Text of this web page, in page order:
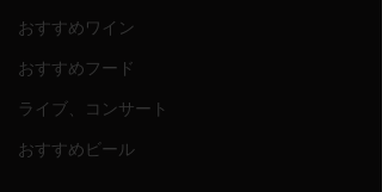
おすすめワイン
おすすめフード
ライブ、コンサート
おすすめビール